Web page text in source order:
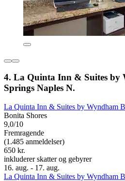
4. La Quinta Inn & Suites by
Springs Naples N.
La Quinta Inn & Suites by Wyndham
Bonita Shores
9,0/10
Fremragende
(1.485 anmeldelser)
650 kr.
inkluderer skatter og gebyrer
16. aug. - 17. aug.
La Quinta Inn & Suites by Wyndham